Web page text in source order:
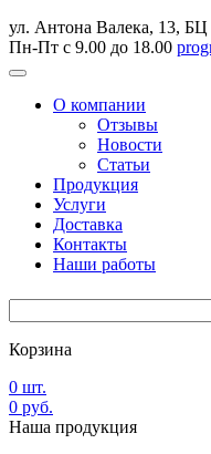
ул. Антона Валека, 13,
Пн-Пт с 9.00 до 18.00
О компании
Отзывы
Новости
Статьи
Продукция
Услуги
Доставка
Контакты
Наши работы
Корзина
0 шт.
0 руб.
Наша продукция